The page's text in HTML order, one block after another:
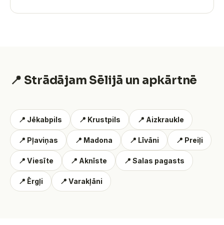
📍 Strādājam Sēlijā un apkārtnē
📍 Jēkabpils 📍 Krustpils 📍 Aizkraukle
📍 Pļaviņas 📍 Madona 📍 Līvāni 📍 Preiļi
📍 Viesīte 📍 Aknīste 📍 Salas pagasts
📍 Ērgļi 📍 Varakļāni